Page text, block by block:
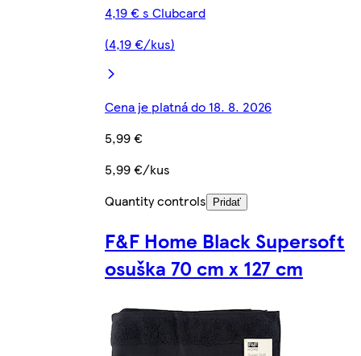
4,19 € s Clubcard
(4,19 €/kus)
Cena je platná do 18. 8. 2026
5,99 €
5,99 €/kus
Quantity controls
Pridať
F&F Home Black Supersoft
osuška 70 cm x 127 cm